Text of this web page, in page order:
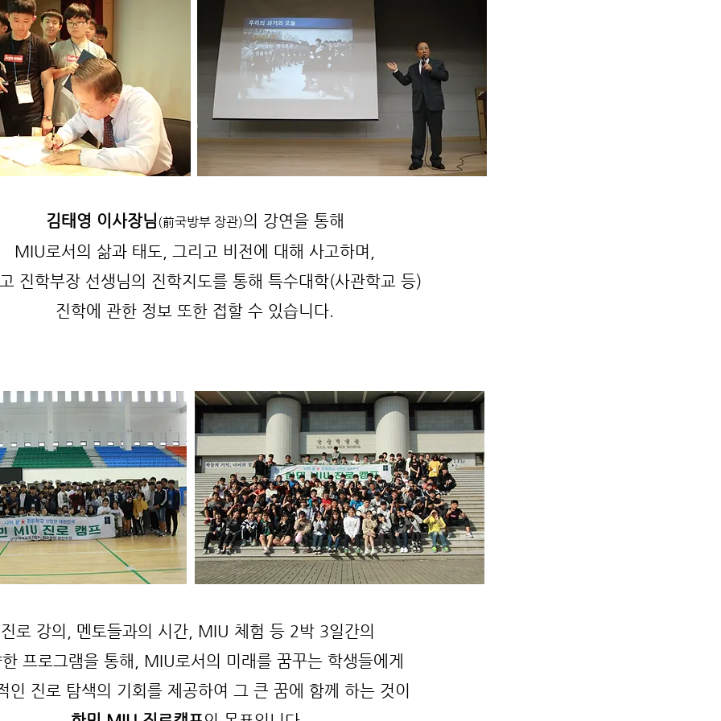
김태영 이사장님(前국방부 장관)의 강연을 통해
MIU로서의 삶과 태도, 그리고 비전에 대해 사고하며,
진학부장 선생님의 진학지도를 통해 특수대학(사관학교 등)
​진학에 관한 정보 또한 접할 수 있습니다.
진로 강의, 멘토들과의 시간, MIU 체험 등 2박 3일간의
프로그램을 통해, MIU로서의 미래를 꿈꾸는 학생들에게
인 진로 탐색의 기회를 제공하여 그 큰 꿈에 함께 하는 것이